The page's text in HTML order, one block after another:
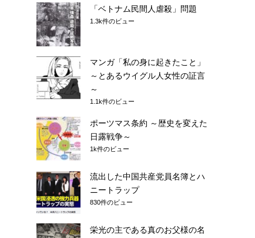
「ベトナム民間人虐殺」問題
1.3k件のビュー
マンガ「私の身に起きたこと」
～とあるウイグル人女性の証言
～
1.1k件のビュー
ポーツマス条約 ～歴史を変えた
日露戦争～
1k件のビュー
流出した中国共産党員名簿とハ
ニートラップ
830件のビュー
栄光の主である真のお父様の名